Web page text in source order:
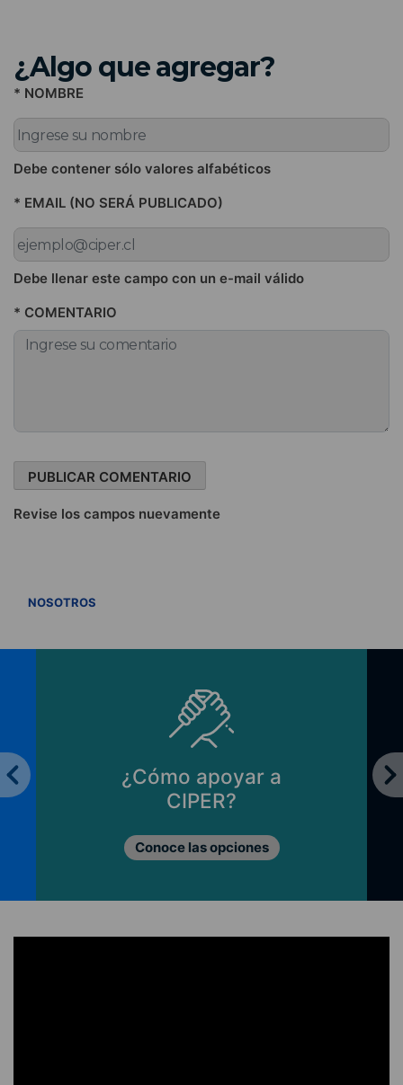
¿Algo que agregar?
* NOMBRE
Debe contener sólo valores alfabéticos
* EMAIL (NO SERÁ PUBLICADO)
Debe llenar este campo con un e-mail válido
* COMENTARIO
Revise los campos nuevamente
NOSOTROS
¿Cómo apoyar a
CIPER?
Conoce las opciones